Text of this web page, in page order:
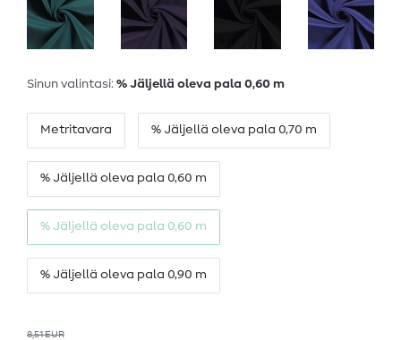
Sinun valintasi: % Jäljellä oleva pala 0,60 m
Metritavara % Jäljellä oleva pala 0,70 m
% Jäljellä oleva pala 0,60 m
% Jäljellä oleva pala 0,60 m
% Jäljellä oleva pala 0,90 m
8,51 EUR